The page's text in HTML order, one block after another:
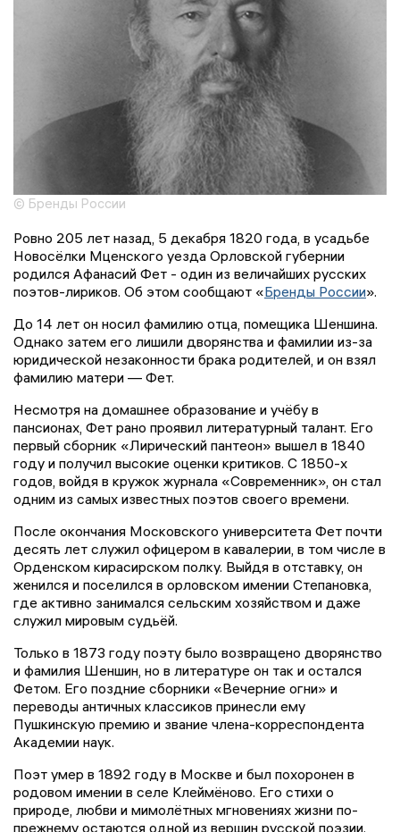
© Бренды России
Ровно 205 лет назад, 5 декабря 1820 года, в усадьбе
Новосёлки Мценского уезда Орловской губернии
родился Афанасий Фет - один из величайших русских
поэтов-лириков. Об этом сообщают «Бренды России».
До 14 лет он носил фамилию отца, помещика Шеншина.
Однако затем его лишили дворянства и фамилии из-за
юридической незаконности брака родителей, и он взял
фамилию матери — Фет.
Несмотря на домашнее образование и учёбу в
пансионах, Фет рано проявил литературный талант. Его
первый сборник «Лирический пантеон» вышел в 1840
году и получил высокие оценки критиков. С 1850-х
годов, войдя в кружок журнала «Современник», он стал
одним из самых известных поэтов своего времени.
После окончания Московского университета Фет почти
десять лет служил офицером в кавалерии, в том числе в
Орденском кирасирском полку. Выйдя в отставку, он
женился и поселился в орловском имении Степановка,
где активно занимался сельским хозяйством и даже
служил мировым судьёй.
Только в 1873 году поэту было возвращено дворянство
и фамилия Шеншин, но в литературе он так и остался
Фетом. Его поздние сборники «Вечерние огни» и
переводы античных классиков принесли ему
Пушкинскую премию и звание члена-корреспондента
Академии наук.
Поэт умер в 1892 году в Москве и был похоронен в
родовом имении в селе Клеймёново. Его стихи о
природе, любви и мимолётных мгновениях жизни по-
прежнему остаются одной из вершин русской поэзии.